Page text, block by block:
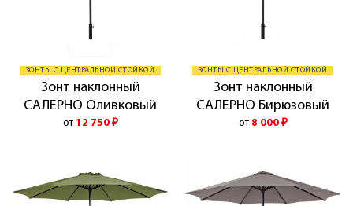
ЗОНТЫ С ЦЕНТРАЛЬНОЙ СТОЙКОЙ
Зонт наклонный
САЛЕРНО Оливковый
от 12 750 ₽
ЗОНТЫ С ЦЕНТРАЛЬНОЙ СТОЙКОЙ
Зонт наклонный
САЛЕРНО Бирюзовый
от 8 000 ₽